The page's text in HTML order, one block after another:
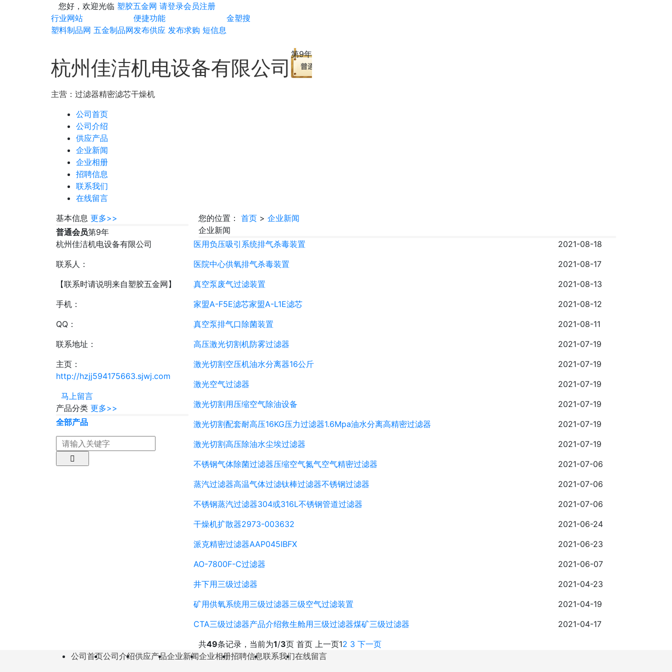
您好，欢迎光临 塑胶五金网 请登录会员注册
行业网站
塑料制品网 五金制品网
便捷功能
发布供应 发布求购 短信息
金塑搜
杭州佳洁机电设备有限公司
主营： 过滤器精密滤芯干燥机
第9年
公司首页
公司介绍
供应产品
企业新闻
企业相册
招聘信息
联系我们
在线留言
基本信息 更多>>
普通会员第9年
杭州佳洁机电设备有限公司
联系人：
【联系时请说明来自塑胶五金网】
手机：
QQ：
联系地址：
主页：
http://hzjj594175663.sjwj.com
马上留言
产品分类 更多>>
全部产品
您的位置： 首页 > 企业新闻
企业新闻
医用负压吸引系统排气杀毒装置
2021-08-18
医院中心供氧排气杀毒装置
2021-08-17
真空泵废气过滤装置
2021-08-13
家盟A-F5E滤芯家盟A-L1E滤芯
2021-08-12
真空泵排气口除菌装置
2021-08-11
高压激光切割机防雾过滤器
2021-07-19
激光切割空压机油水分离器16公斤
2021-07-19
激光空气过滤器
2021-07-19
激光切割用压缩空气除油设备
2021-07-19
激光切割配套耐高压16KG压力过滤器1.6Mpa油水分离高精密过滤器
2021-07-19
激光切割高压除油水尘埃过滤器
2021-07-19
不锈钢气体除菌过滤器压缩空气氮气空气精密过滤器
2021-07-06
蒸汽过滤器高温气体过滤钛棒过滤器不锈钢过滤器
2021-07-06
不锈钢蒸汽过滤器304或316L不锈钢管道过滤器
2021-07-06
干燥机扩散器2973-003632
2021-06-24
派克精密过滤器AAP045IBFX
2021-06-23
AO-7800F-C过滤器
2021-06-07
井下用三级过滤器
2021-04-23
矿用供氧系统用三级过滤器三级空气过滤装置
2021-04-19
CTA三级过滤器产品介绍救生舱用三级过滤器煤矿三级过滤器
2021-04-17
共49条记录，当前为1/3页 首页 上一页12 3 下一页
公司首页公司介绍供应产品企业新闻企业相册招聘信息联系我们在线留言